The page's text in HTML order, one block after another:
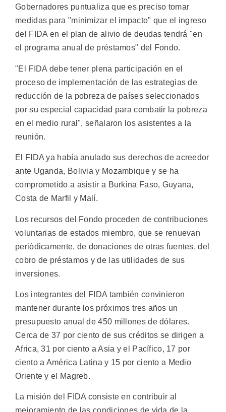
Gobernadores puntualiza que es preciso tomar
medidas para "minimizar el impacto" que el ingreso
del FIDA en el plan de alivio de deudas tendrá "en
el programa anual de préstamos" del Fondo.
"El FIDA debe tener plena participación en el
proceso de implementación de las estrategias de
reducción de la pobreza de países seleccionados
por su especial capacidad para combatir la pobreza
en el medio rural", señalaron los asistentes a la
reunión.
El FIDA ya había anulado sus derechos de acreedor
ante Uganda, Bolivia y Mozambique y se ha
comprometido a asistir a Burkina Faso, Guyana,
Costa de Marfil y Malí.
Los recursos del Fondo proceden de contribuciones
voluntarias de estados miembro, que se renuevan
periódicamente, de donaciones de otras fuentes, del
cobro de préstamos y de las utilidades de sus
inversiones.
Los integrantes del FIDA también convinieron
mantener durante los próximos tres años un
presupuesto anual de 450 millones de dólares.
Cerca de 37 por ciento de sus créditos se dirigen a
Africa, 31 por ciento a Asia y el Pacífico, 17 por
ciento a América Latina y 15 por ciento a Medio
Oriente y el Magreb.
La misión del FIDA consiste en contribuir al